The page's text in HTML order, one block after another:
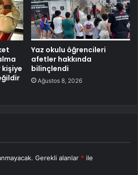
kişiye
Yaz okulu öğrencileri
afetler hakkında
bilinçlendi
Ağustos 8, 2026
Gerekli alanlar * ile